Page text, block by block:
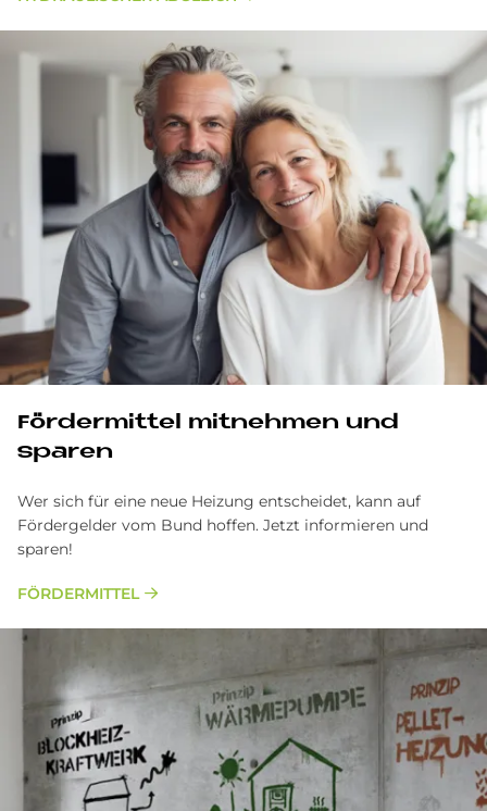
För­der­mit­tel mit­neh­men und
spa­ren
Wer sich für eine neue Heizung entscheidet, kann auf
Fördergelder vom Bund hoffen. Jetzt informieren und
sparen!
FÖRDERMITTEL